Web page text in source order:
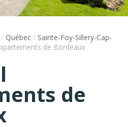
/ Québec / Sainte-Foy-Sillery-Cap-
de Bordeaux
de